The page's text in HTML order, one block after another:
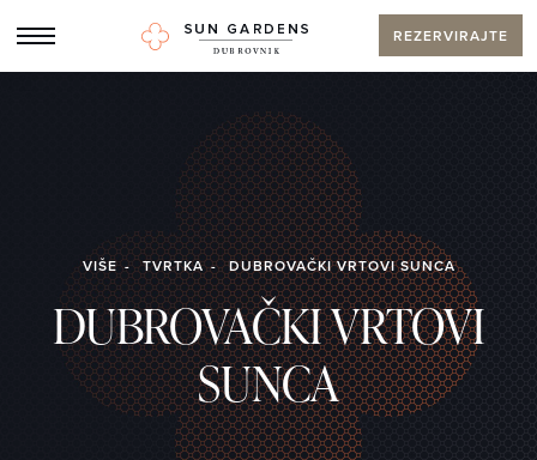
REZERVIRAJTE
VIŠE TVRTKA DUBROVAČKI VRTOVI SUNCA
DUBROVAČKI VRTOVI
SUNCA